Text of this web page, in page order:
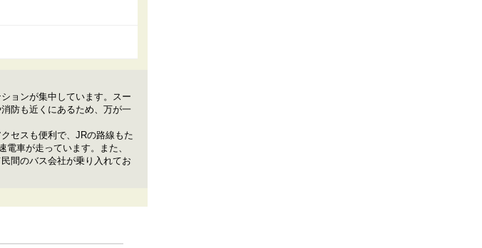
ョンが集中しています。スー
防も近くにあるため、万が一
セスも便利で、JRの路線もた
車が走っています。また、
間のバス会社が乗り入れてお